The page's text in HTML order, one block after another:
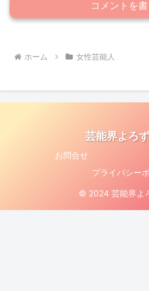
コメントを
ホーム 女性芸能人
芸能界よろ
お問合せ
プライバシー
© 2024 芸能界よ